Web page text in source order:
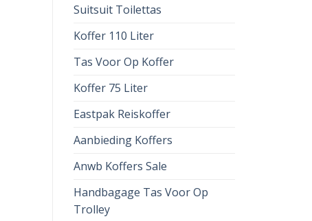
Suitsuit Toilettas
Koffer 110 Liter
Tas Voor Op Koffer
Koffer 75 Liter
Eastpak Reiskoffer
Aanbieding Koffers
Anwb Koffers Sale
Handbagage Tas Voor Op
Trolley